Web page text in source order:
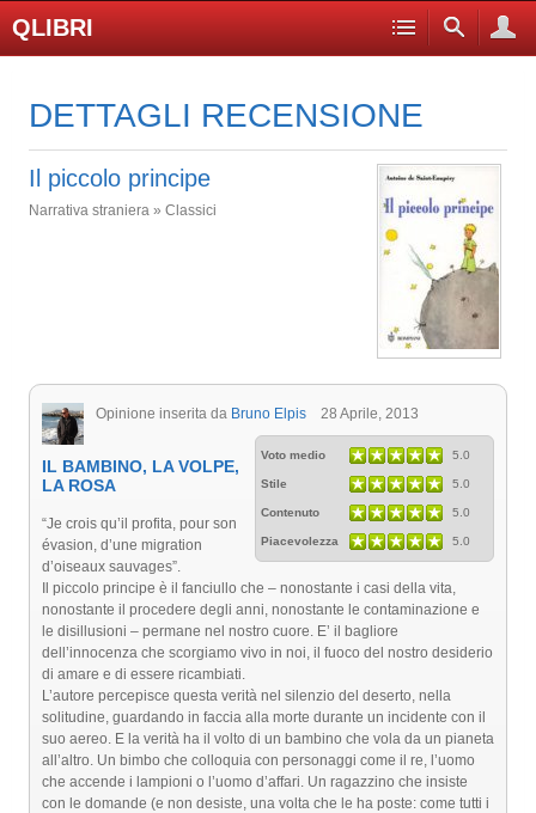
QLIBRI
DETTAGLI RECENSIONE
Il piccolo principe
Narrativa straniera » Classici
Opinione inserita da Bruno Elpis 28 Aprile, 2013
Voto medio 5.0
Stile 5.0
Contenuto 5.0
Piacevolezza 5.0
IL BAMBINO, LA VOLPE,
LA ROSA
“Je crois qu’il profita, pour son
évasion, d’une migration
d’oiseaux sauvages”.
Il piccolo principe è il fanciullo che – nonostante i casi della vita,
nonostante il procedere degli anni, nonostante le contaminazione e
le disillusioni – permane nel nostro cuore. E’ il bagliore
dell’innocenza che scorgiamo vivo in noi, il fuoco del nostro desiderio
di amare e di essere ricambiati.
L’autore percepisce questa verità nel silenzio del deserto, nella
solitudine, guardando in faccia alla morte durante un incidente con il
suo aereo. E la verità ha il volto di un bambino che vola da un pianeta
all’altro. Un bimbo che colloquia con personaggi come il re, l’uomo
che accende i lampioni o l’uomo d’affari. Un ragazzino che insiste
con le domande (e non desiste, una volta che le ha poste: come tutti i